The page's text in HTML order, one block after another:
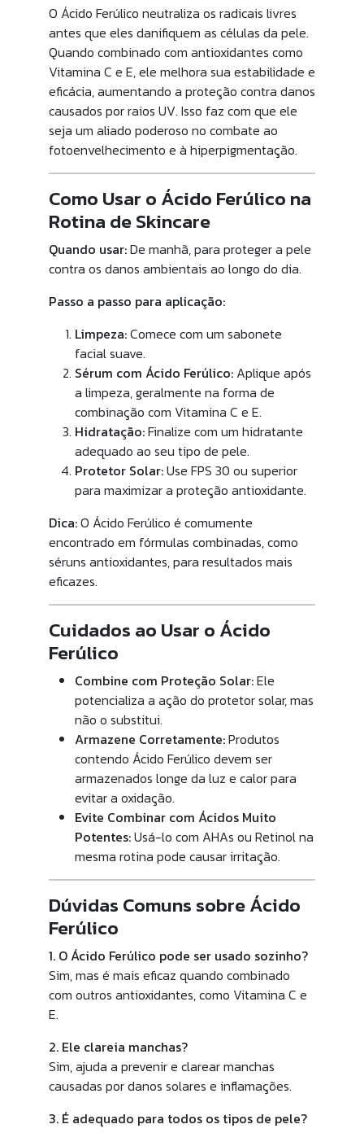
O Ácido Ferúlico neutraliza os radicais livres
antes que eles danifiquem as células da pele.
Quando combinado com antioxidantes como
Vitamina C e E, ele melhora sua estabilidade e
eficácia, aumentando a proteção contra danos
causados por raios UV. Isso faz com que ele
seja um aliado poderoso no combate ao
fotoenvelhecimento e à hiperpigmentação.
Como Usar o Ácido Ferúlico na
Rotina de Skincare
Quando usar:De manhã, para proteger a pele
contra os danos ambientais ao longo do dia.
Passo a passo para aplicação:
Limpeza:Comece com um sabonete
facial suave.
Sérum com Ácido Ferúlico: Aplique após
a limpeza, geralmente na forma de
combinação com Vitamina C e E.
Hidratação:Finalize com um hidratante
adequado ao seu tipo de pele.
Protetor Solar:Use FPS 30 ou superior
para maximizar a proteção antioxidante.
Dica:O Ácido Ferúlico é comumente
encontrado em fórmulas combinadas, como
séruns antioxidantes, para resultados mais
eficazes.
Cuidados ao Usar o Ácido
Ferúlico
Combine com Proteção Solar:Ele
potencializa a ação do protetor solar, mas
não o substitui.
Armazene Corretamente:Produtos
contendo Ácido Ferúlico devem ser
armazenados longe da luz e calor para
evitar a oxidação.
Evite Combinar com Ácidos Muito
Potentes:Usá-lo com AHAs ou Retinol na
mesma rotina pode causar irritação.
Dúvidas Comuns sobre Ácido
Ferúlico
1. O Ácido Ferúlico pode ser usado sozinho?
Sim, mas é mais eficaz quando combinado
com outros antioxidantes, como Vitamina C e
E.
2. Ele clareia manchas?
Sim, ajuda a prevenir e clarear manchas
causadas por danos solares e inflamações.
3. É adequado para todos os tipos de pele?